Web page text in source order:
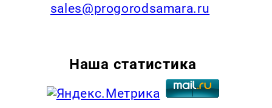
sales@progorodsamara.ru
Наша статистика